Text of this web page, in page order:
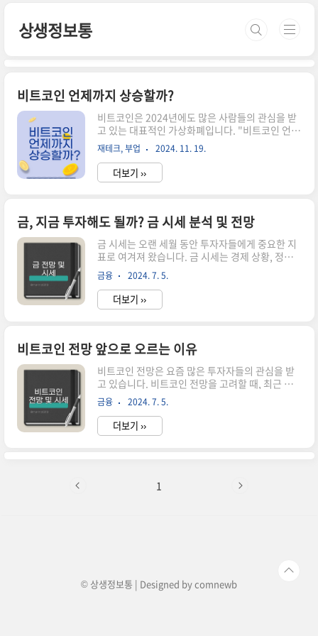
상생정보통
비트코인 언제까지 상승할까?
비트코인은 2024년에도 많은 사람들의 관심을 받
고 있는 대표적인 가상화폐입니다. "비트코인 언제
까지"라는 질문은 투자자들이 가장 많이 하는 질문
중 하나로, 상승세가 계속될지, 아니면 조정 국면에
들어설지를 예측하는 것이 관건입니다. 특히 비트
코인은 전 세계적인 경제 상황, 규제 정책, 그리고
상승 이유, 현재 시장 상황, 그리고 앞으로의 전망
에 대해 다뤄보며 "비트코인 언제까지"에 대한 해
답을 찾아보겠습니다.비트코인 상승 이유비트코인
상승의 이유는 다양합니다. 첫째, 공급 제한입니다.
비트코인은 총 발행량이 2100만 개로 제한되어 있
어 희소성이 가격 상승의 주요 원인이 됩니다. 둘
째, 글로벌 금융 시스..
재테크, 부업 2024. 11. 19.
더보기 ››
금, 지금 투자해도 될까? 금 시세 분석 및 전망
금 시세는 오랜 세월 동안 투자자들에게 중요한 지
표로 여겨져 왔습니다. 금 시세는 경제 상황, 정치
적 불안, 인플레이션 등 여러 요인에 의해 영향을 받
으며, 안정적인 자산으로서의 가치를 지속적으로
유지하고 있습니다. 금 시세는 역사적으로 변동성
을 겪었지만, 장기적으로 상승하는 경향을 보여왔
살펴보는 것은 현명한 투자 결정을 내리는 데 필수
적입니다. 금 시세는 특히 주식 시장의 변동성과 상
관관계를 보이며, 위험 회피 자산으로서의 역할을
합니다. 이러한 점에서 금 시세는 포트폴리오의 다
변화와 리스크 관리를 위한 중요한 요소로 작용합
니다. 역사적인 금의 가치 역사적으로 금은 변하지
않는 가치를 지닌 자산으로..
금융 2024. 7. 5.
더보기 ››
비트코인 전망 앞으로 오르는 이유
비트코인 전망은 요즘 많은 투자자들의 관심을 받
고 있습니다. 비트코인 전망을 고려할 때, 최근 비
트코인 시세와 비트코인 전망을 분석하는 것이 중
요합니다. 비트코인 전망을 예측하는 다양한 요소
들이 있으며, 비트코인 전망이 긍정적으로 보이는
이유들도 많습니다. 비트코인 전망을 분석하는 전
코인 시세의 변동과 비트코인 전망을 살펴보면, 비
금융 2024. 7. 5.
더보기 ››
1
© 상생정보통 | Designed bycomnewb